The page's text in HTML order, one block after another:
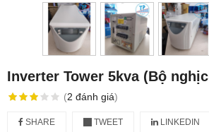
Inverter Tower 5kva (Bộ
(2 đánh giá)
SHARE TWEET LINKEDIN